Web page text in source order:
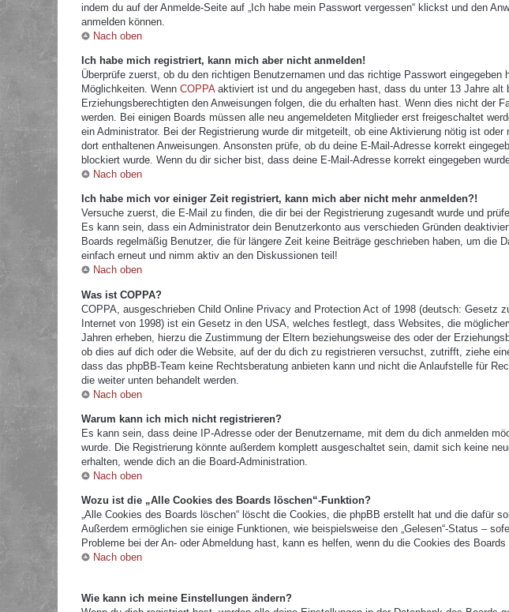
indem du auf der Anmelde-Seite auf „Ich habe mein Passwort vergessen“ klickst und den
anmelden können.
Nach oben
Ich habe mich registriert, kann mich aber nicht anmelden!
Überprüfe zuerst, ob du den richtigen Benutzernamen und das richtige Passwort
Möglichkeiten. Wenn COPPAaktiviert ist und du angegeben hast, dass du unter 13 Jahre alt
Erziehungsberechtigten den Anweisungen folgen, die du erhalten hast. Wenn dies nicht der
werden. Bei einigen Boards müssen alle neu angemeldeten Mitglieder erst freigeschaltet
ein Administrator. Bei der Registrierung wurde dir mitgeteilt, ob eine Aktivierung nötig ist
dort enthaltenen Anweisungen. Ansonsten prüfe, ob du deine E-Mail-Adresse korrekt
blockiert wurde. Wenn du dir sicher bist, dass deine E-Mail-Adresse korrekt eingegeben
Nach oben
Ich habe mich vor einiger Zeit registriert, kann mich aber nicht mehr anmelden?!
Versuche zuerst, die E-Mail zu finden, die dir bei der Registrierung zugesandt wurde und
Es kann sein, dass ein Administrator dein Benutzerkonto aus verschieden Gründen
Boards regelmäßig Benutzer, die für längere Zeit keine Beiträge geschrieben haben, um die
einfach erneut und nimm aktiv an den Diskussionen teil!
Nach oben
Was ist COPPA?
COPPA, ausgeschrieben Child Online Privacy and Protection Act of 1998 (deutsch: Gesetz
Internet von 1998) ist ein Gesetz in den USA, welches festlegt, dass Websites, die
Jahren erheben, hierzu die Zustimmung der Eltern beziehungsweise des oder der
ob dies auf dich oder die Website, auf der du dich zu registrieren versuchst, zutrifft, ziehe
dass das phpBB-Team keine Rechtsberatung anbieten kann und nicht die Anlaufstelle für
die weiter unten behandelt werden.
Nach oben
Warum kann ich mich nicht registrieren?
Es kann sein, dass deine IP-Adresse oder der Benutzername, mit dem du dich anmelden
wurde. Die Registrierung könnte außerdem komplett ausgeschaltet sein, damit sich keine
erhalten, wende dich an die Board-Administration.
Nach oben
Wozu ist die „Alle Cookies des Boards löschen“-Funktion?
„Alle Cookies des Boards löschen“ löscht die Cookies, die phpBB erstellt hat und die dafür
Außerdem ermöglichen sie einige Funktionen, wie beispielsweise den „Gelesen“-Status –
Probleme bei der An- oder Abmeldung hast, kann es helfen, wenn du die Cookies des Boards
Nach oben
Wie kann ich meine Einstellungen ändern?